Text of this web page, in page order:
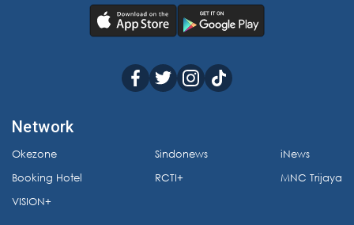
Network
Okezone
Booking Hotel
VISION+
Sindonews
RCTI+
iNews
MNC Trijaya